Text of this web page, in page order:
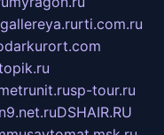
rti.com.ru
sp-tour.ru
DSHAIR.RU